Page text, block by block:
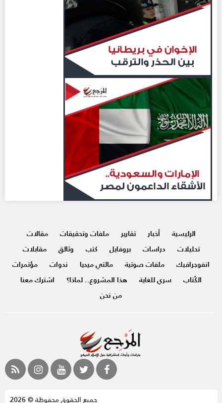
الرئيسية أخبار تقارير ملفات وتحقيقات
مقالات
تحليلات
دراسات بروفايل كتب وثائق
مقابلات
انفوجرافيك
ملفات صوتية مالتي ميديا ندوات
مؤتمرات
الكُتاب
سري للغاية هذا المشروع.. لماذا؟
اشترك معنا
من نحن
جميع الحقوق محفوظة © 2026